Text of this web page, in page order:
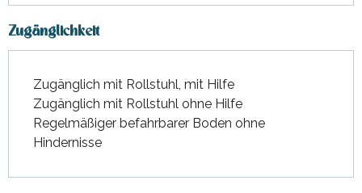
Zugänglichkeit
Zugänglich mit Rollstuhl, mit Hilfe
Zugänglich mit Rollstuhl ohne Hilfe
Regelmäßiger befahrbarer Boden ohne
Hindernisse